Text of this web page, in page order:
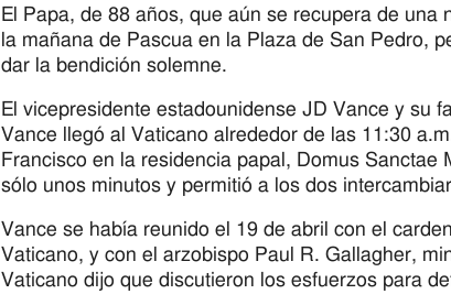
El Papa, de 88 años, que aún se recupera de
la mañana de Pascua en la Plaza de San Pedro,
dar la bendición solemne.
El vicepresidente estadounidense JD Vance y su
Vance llegó al Vaticano alrededor de las 11:30
Francisco en la residencia papal, Domus
sólo unos minutos y permitió a los dos
Vance se había reunido el 19 de abril con el
Vaticano, y con el arzobispo Paul R. Gallagher,
Vaticano dijo que discutieron los esfuerzos para